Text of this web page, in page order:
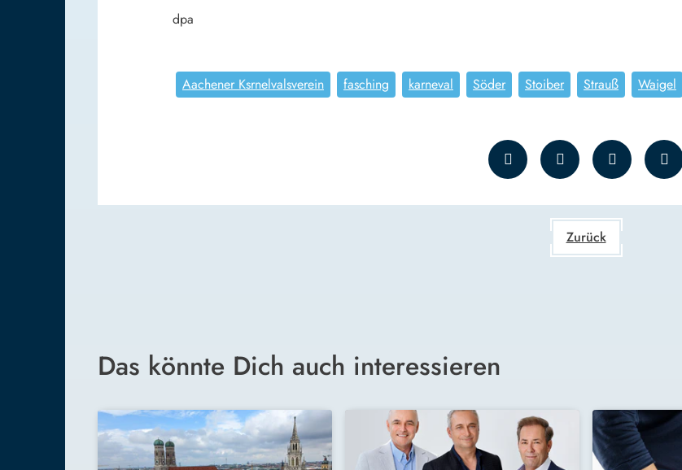
dpa
Aachener Ksrnelvalsverein fasching karneval Söder Stoiber Strauß Waigel
Zurück
Das könnte Dich auch interessieren